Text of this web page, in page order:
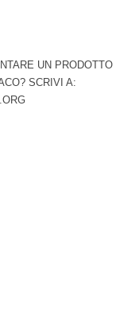
UN PRODOTTO
SCRIVI A: